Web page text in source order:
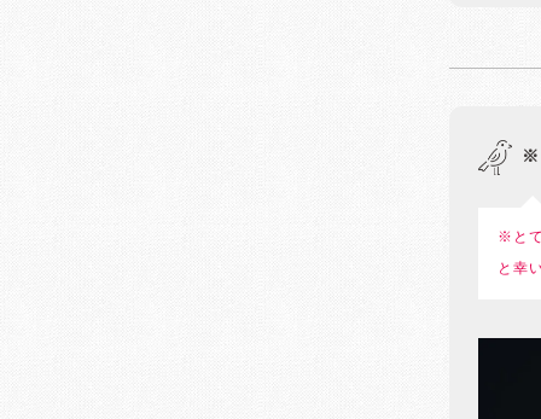
※
※と
と幸